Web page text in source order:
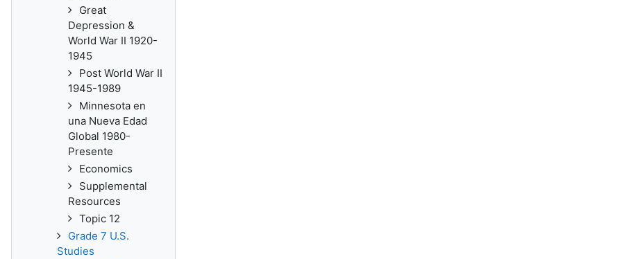
Great
Depression &
World War II 1920-
1945
Post World War II
1945-1989
Minnesota en
una Nueva Edad
Global 1980-
Presente
Economics
Supplemental
Resources
Topic 12
Grade 7 U.S.
Studies